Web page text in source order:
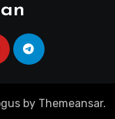
by Themeansar.